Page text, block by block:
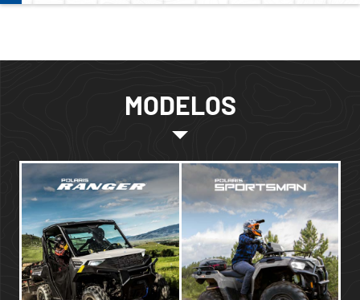
MODELOS